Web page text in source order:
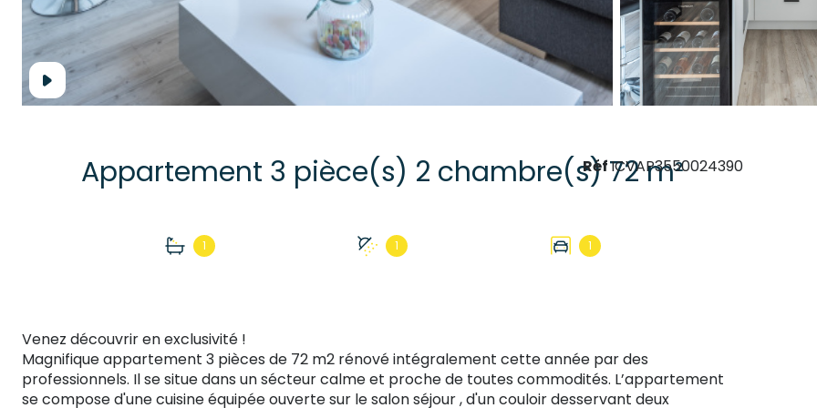
Appartement 3 pièce(s) 2 chambre(s) 72 m²
1 1 1
RéfICVAP3550024390
Venez découvrir en exclusivité !
Magnifique appartement 3 pièces de 72 m2 rénové intégralement cette année par des
professionnels. Il se situe dans un sécteur calme et proche de toutes commodités. L’appartement
se compose d'une cuisine équipée ouverte sur le salon séjour , d'un couloir desservant deux